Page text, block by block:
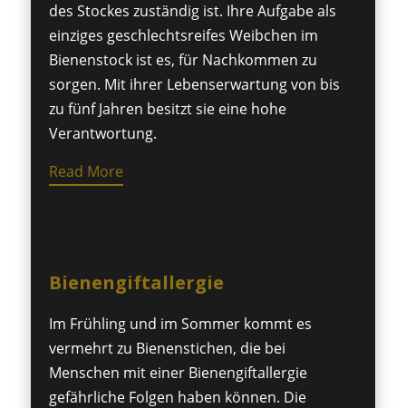
des Stockes zuständig ist. Ihre Aufgabe als
einziges geschlechtsreifes Weibchen im
Bienenstock ist es, für Nachkommen zu
sorgen. Mit ihrer Lebenserwartung von bis
zu fünf Jahren besitzt sie eine hohe
Verantwortung.
Read More
Bienengiftallergie
Im Frühling und im Sommer kommt es
vermehrt zu Bienenstichen, die bei
Menschen mit einer Bienengiftallergie
gefährliche Folgen haben können. Die